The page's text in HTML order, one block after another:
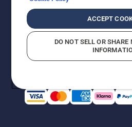
unverbindliche
unverbindliche
denn sie sind für den
Cookie-Richtlinie
Impressum
ACCEPT
DO NOT SELL OR SHARE